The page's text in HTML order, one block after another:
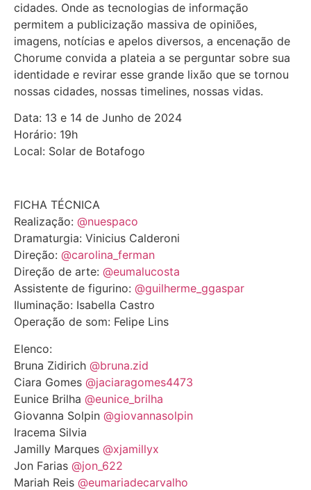
cidades. Onde as tecnologias de informação
permitem a publicização massiva de opiniões,
imagens, notícias e apelos diversos, a encenação de
Chorume convida a plateia a se perguntar sobre sua
identidade e revirar esse grande lixão que se tornou
nossas cidades, nossas timelines, nossas vidas.
Data: 13 e 14 de Junho de 2024
Horário: 19h
Local: Solar de Botafogo
FICHA TÉCNICA
Realização: @nuespaco
Dramaturgia: Vinicius Calderoni
Direção: @carolina_ferman
Direção de arte: @eumalucosta
Assistente de figurino: @guilherme_ggaspar
Iluminação: Isabella Castro
Operação de som: Felipe Lins
Elenco:
Bruna Zidirich @bruna.zid
Ciara Gomes @jaciaragomes4473
Eunice Brilha @eunice_brilha
Giovanna Solpin @giovannasolpin
Iracema Silvia
Jamilly Marques @xjamillyx
Jon Farias @jon_622
Mariah Reis @eumariadecarvalho